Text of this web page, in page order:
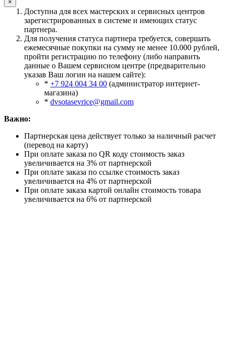
×
Доступна для всех мастерских и сервисных центров
зарегистрированных в системе и имеющих статус
партнера.
Для получения статуса партнера требуется, совершать
ежемесячные покупки на сумму не менее 10.000 рублей,
пройти регистрацию по телефону (либо направить
данные о Вашем сервисном центре (предварительно
указав Ваш логин на нашем сайте):
* +7 924 004 34 00 (администратор интернет-
магазина)
* dvsotasevrice@gmail.com
Важно:
Партнерская цена действует только за наличный расчет
(перевод на карту)
При оплате заказа по QR коду стоимость заказ
увеличивается на 3% от партнерской
При оплате заказа по ссылке стоимость заказ
увеличивается на 4% от партнерской
При оплате заказа картой онлайн стоимость товара
увеличивается на 6% от партнерской